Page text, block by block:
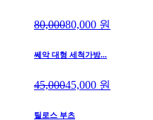
80,00080,000 원
쎄악 대형 세척가방...
45,00045,000 원
틸로스 부츠